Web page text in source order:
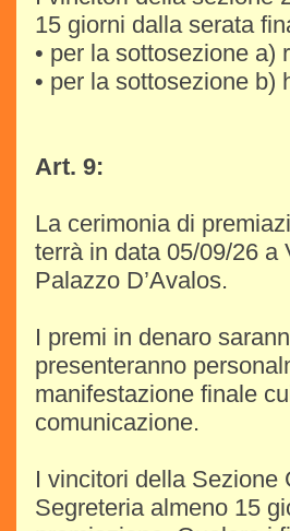
15 giorni dalla serata
• per la sottosezione a)
• per la sottosezione b)
Art. 9:
La cerimonia di
terrà in data 05/09/26 a
Palazzo D’Avalos.
I premi in denaro
presenteranno
manifestazione finale
comunicazione.
I vincitori della Sezione
Segreteria almeno 15